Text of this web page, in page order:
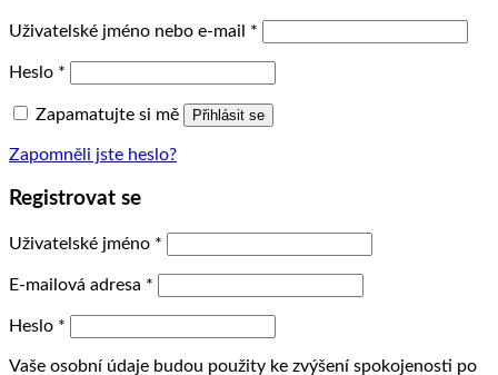
Uživatelské jméno nebo e-mail *
Heslo *
Zapamatujte si mě Přihlásit se
Zapomněli jste heslo?
Registrovat se
Uživatelské jméno *
E-mailová adresa *
Heslo *
Vaše osobní údaje budou použity ke zvýšení spokojenosti po